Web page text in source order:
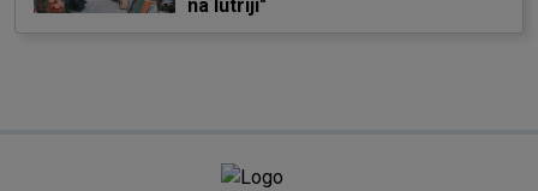
na lutriji"